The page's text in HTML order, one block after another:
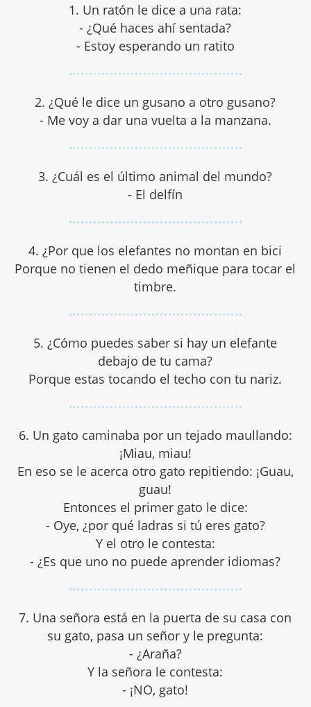
1. Un ratón le dice a una rata:
- ¿Qué haces ahí sentada?
- Estoy esperando un ratito
2. ¿Qué le dice un gusano a otro gusano?
- Me voy a dar una vuelta a la manzana.
3. ¿Cuál es el último animal del mundo?
- El delfín
4. ¿Por que los elefantes no montan en bici
Porque no tienen el dedo meñique para tocar el
timbre.
5. ¿Cómo puedes saber si hay un elefante
debajo de tu cama?
Porque estas tocando el techo con tu nariz.
6. Un gato caminaba por un tejado maullando:
¡Miau, miau!
En eso se le acerca otro gato repitiendo: ¡Guau,
guau!
Entonces el primer gato le dice:
- Oye, ¿por qué ladras si tú eres gato?
Y el otro le contesta:
- ¿Es que uno no puede aprender idiomas?
7. Una señora está en la puerta de su casa con
su gato, pasa un señor y le pregunta:
- ¿Araña?
Y la señora le contesta:
- ¡NO, gato!